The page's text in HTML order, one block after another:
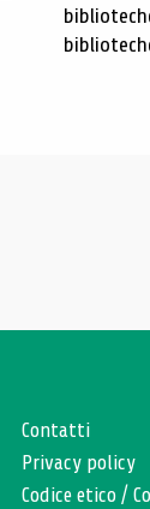
Contatti
Privacy policy
Codice etico /